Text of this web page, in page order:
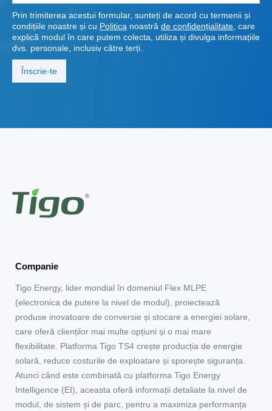
Prin trimiterea acestui formular, sunteți de acord cu termenii și
condițiile noastre și cu Politica noastră de confidențialitate , care
explică modul în care putem colecta, utiliza și divulga informațiile
dvs. personale, inclusiv către terți.
Companie
Tigo Energy, lider mondial în domeniul Flex MLPE
(electronica de putere la nivel de modul), proiectează
produse inovatoare de conversie și stocare a energiei solare,
care oferă clienților mai multe opțiuni și o mai mare
flexibilitate. Platforma Tigo TS4 crește producția de energie
solară, reduce costurile de exploatare și sporește siguranța.
Atunci când este combinată cu platforma Tigo Energy
Intelligence (EI), aceasta oferă informații detaliate la nivel de
modul, de sistem și de parc, pentru a maximiza performanța